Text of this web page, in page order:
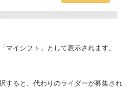
マイシフト」として表示されます。
すると、代わりのライダーが募集され